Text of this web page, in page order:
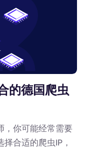
的德国爬虫
，你可能经常需要
合适的爬虫IP，